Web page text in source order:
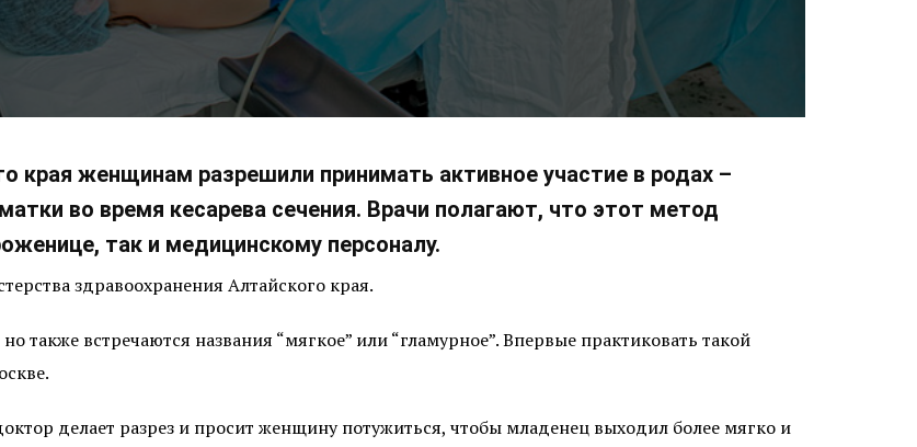
края женщинам разрешили принимать активное участие в родах –
во время кесарева сечения. Врачи полагают, что этот метод
так и медицинскому персоналу.
здравоохранения Алтайского края.
также встречаются названия “мягкое” или “гламурное”. Впервые практиковать такой
делает разрез и просит женщину потужиться, чтобы младенец выходил более мягко и